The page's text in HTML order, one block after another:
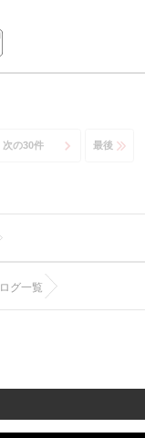
次の30件 最後
グ一覧